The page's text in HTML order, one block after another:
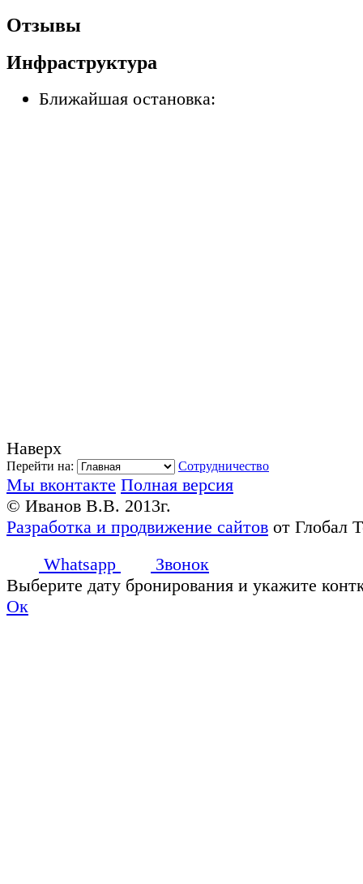
Отзывы
Инфраструктура
Ближайшая остановка:
Наверх
Перейти на: Сотрудничество
Мы вконтакте Полная версия
© Иванов В.В. 2013г.
Разработка и продвижение сайтов от Глобал
Whatsapp
Звонок
Выберите дату бронирования и укажите
Ок